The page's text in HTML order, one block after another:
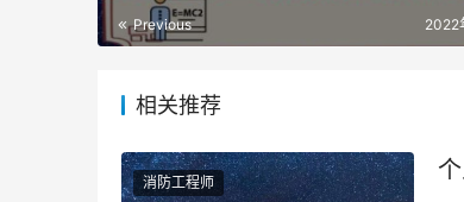
注册消防工程师从业资格人员，并且
消防工程师必然拥有发展前景。
Previous 2022
相关推荐
消防工程师